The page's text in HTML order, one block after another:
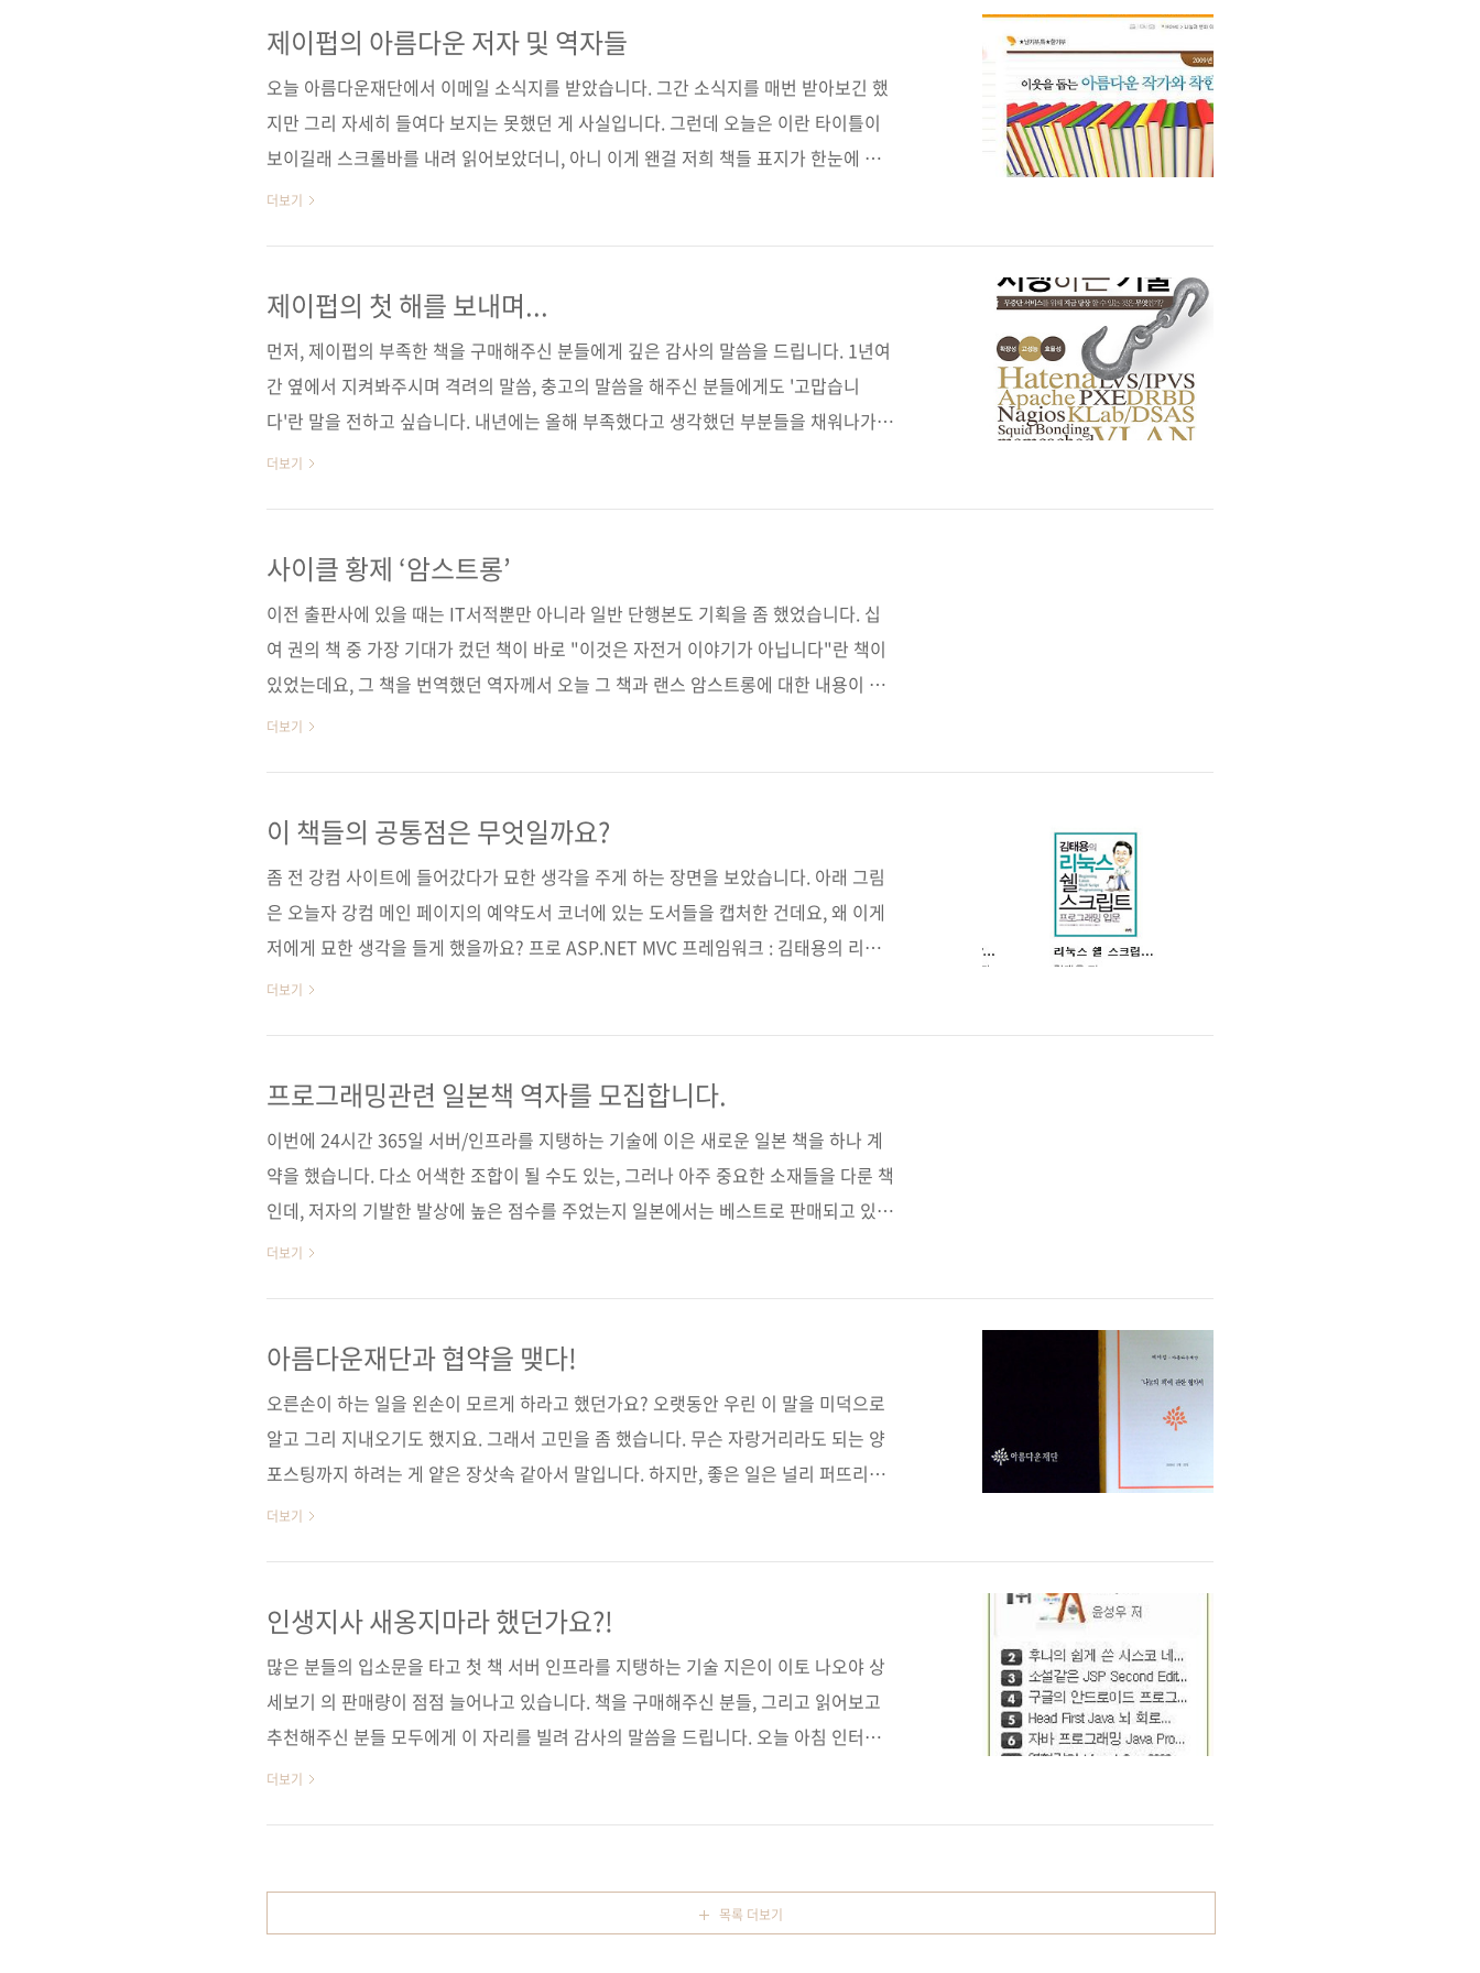
니다. 인터넷 포털 사이트의 까페에는 지금도 수십 개의 서평관련 까페들이 활동하고
니다. 또한 최근에는 인터넷 서점에서도 서평단..
제이펍의 아름다운 저자 및 역자들
오늘 아름다운재단에서 이메일 소식지를 받았습니다. 그간 소식지를 매번 받아보긴 했
지만 그리 자세히 들여다 보지는 못했던 게 사실입니다. 그런데 오늘은 이란 타이틀이
보이길래 스크롤바를 내려 읽어보았더니, 아니 이게 왠걸 저희 책들 표지가 한눈에 들
어오는 게 아닌가요!!! 일전에도 포스팅을 한 적이 있지만, 저희 출판사에서는 저자 및
는 마음으로 작은 성의를 보이자는 취지였는데, 모두들 흔쾌히 응해주셨습니다. 그래서
름다운재단에 송금했었습니다. 이번에 아름다운..
더보기
제이펍의 첫 해를 보내며...
먼저, 제이펍의 부족한 책을 구매해주신 분들에게 깊은 감사의 말씀을 드립니다. 1년여
간 옆에서 지켜봐주시며 격려의 말씀, 충고의 말씀을 해주신 분들에게도 '고맙습니
다'란 말을 전하고 싶습니다. 내년에는 올해 부족했다고 생각했던 부분들을 채워나가면
서 독자들에게 한층 더 인정받는 출판사가 되도록 노력하겠습니다. 일본 독자들의 평이
큰 호응을 얻었습니다. 주독자층에게 책 소식을 빠르게 전달하기 위해 공동구매를 진행
눅스유저그룹 운영자이신 김태용 님, 커피닉스 운영자이신..
더보기
사이클 황제 ‘암스트롱’
이전 출판사에 있을 때는 IT서적뿐만 아니라 일반 단행본도 기획을 좀 했었습니다. 십
여 권의 책 중 가장 기대가 컸던 책이 바로 "이것은 자전거 이야기가 아닙니다"란 책이
있었는데요, 그 책을 번역했던 역자께서 오늘 그 책과 랜스 암스트롱에 대한 내용이 스
포츠 뉴스에 나왔다는 문자를 보내왔네요. 지루할 것만 같은 사이클이 얼마나 박진감
용으로 프랭크 마샬 감독이 영화화를 한단 뉴스를 접하고 재출판을 했었던 책이었죠.
나시는 분들은 머리도 식힐 겸 아래 영상팝업..
더보기
이 책들의 공통점은 무엇일까요?
좀 전 강컴 사이트에 들어갔다가 묘한 생각을 주게 하는 장면을 보았습니다. 아래 그림
은 오늘자 강컴 메인 페이지의 예약도서 코너에 있는 도서들을 캡처한 건데요, 왜 이게
저에게 묘한 생각을 들게 했을까요? 프로 ASP.NET MVC 프레임워크 : 김태용의 리눅
스 셀 스크립트 : 능률적인 프로그래머 하나는 닷넷, 하나는 리눅스, 하나는 소프트웨어
생각인데, 이 책들의 공통점을 맞추시는 분에게 10월에 출간될 [클라우드의 충격]이란
에게는 메일이나 블로그..
더보기
프로그래밍관련 일본책 역자를 모집합니다.
이번에 24시간 365일 서버/인프라를 지탱하는 기술에 이은 새로운 일본 책을 하나 계
약을 했습니다. 다소 어색한 조합이 될 수도 있는, 그러나 아주 중요한 소재들을 다룬 책
인데, 저자의 기발한 발상에 높은 점수를 주었는지 일본에서는 베스트로 판매되고 있는
책입니다. 지금까지 일본 서적은 오늘과내일에 근무하시는 진명조 님과 함께 작업을 했
래서 일본 프로그래밍 번역에 자신있는 능력있는 분을 찾고 있습니다. 주변에 아시는
수 없지만 눈뜨면 막힘없이 읽어낼 수 있는 者..
더보기
아름다운재단과 협약을 맺다!
오른손이 하는 일을 왼손이 모르게 하라고 했던가요? 오랫동안 우린 이 말을 미덕으로
알고 그리 지내오기도 했지요. 그래서 고민을 좀 했습니다. 무슨 자랑거리라도 되는 양
포스팅까지 하려는 게 얕은 장삿속 같아서 말입니다. 하지만, 좋은 일은 널리 퍼뜨리는
게 맞을 것 같다는 생각이 들었습니다. 우리나라도 기부 문화가 정착이 되어 나라에서
있습니다. 그러나 대부분 개인이다 보니 소액에 그치고, 큰 액수를 낼 수 있는 기업들이
인 기부문화가 조속히 정착되길 기대해봅..
더보기
인생지사 새옹지마라 했던가요?!
많은 분들의 입소문을 타고 첫 책 서버 인프라를 지탱하는 기술 지은이 이토 나오야 상
세보기 의 판매량이 점점 늘어나고 있습니다. 책을 구매해주신 분들, 그리고 읽어보고
추천해주신 분들 모두에게 이 자리를 빌려 감사의 말씀을 드립니다. 오늘 아침 인터넷
서점 등에서 판매지수 및 순위, 서평들을 확인하고는 기분이 참 좋아졌습니다. 서점들
었는데, 평소보다 몇곱절이나 많은 주문이 와 있지 않겠습니까? 당연 입가에 미소가 번
더보기
목록 더보기